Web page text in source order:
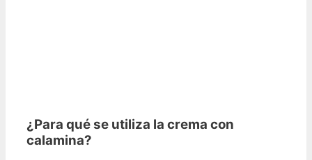
¿Para qué se utiliza la crema con
calamina?